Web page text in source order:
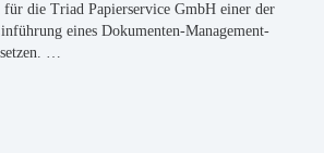
die Triad Papierservice GmbH einer der
eines Dokumenten-Management-
…